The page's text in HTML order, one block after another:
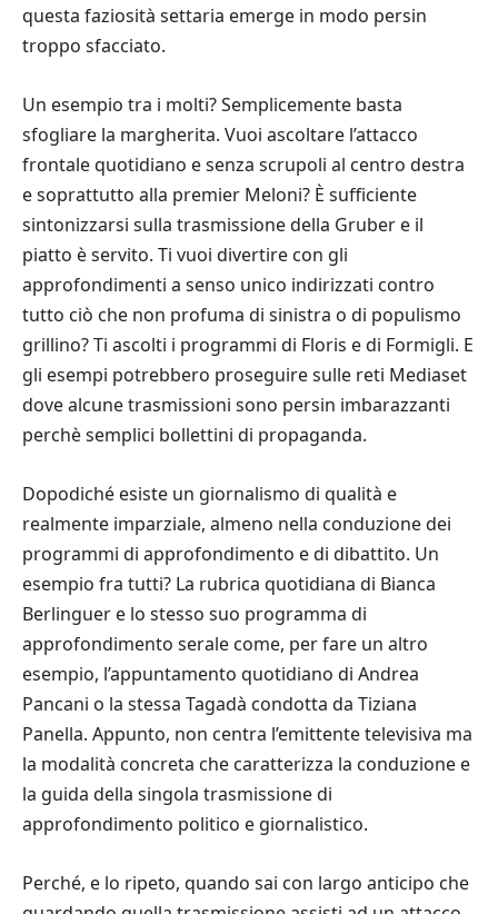
questa faziosità settaria emerge in modo persin
troppo sfacciato.
Un esempio tra i molti? Semplicemente basta
sfogliare la margherita. Vuoi ascoltare l’attacco
frontale quotidiano e senza scrupoli al centro destra
e soprattutto alla premier Meloni? È sufficiente
sintonizzarsi sulla trasmissione della Gruber e il
piatto è servito. Ti vuoi divertire con gli
approfondimenti a senso unico indirizzati contro
tutto ciò che non profuma di sinistra o di populismo
grillino? Ti ascolti i programmi di Floris e di Formigli. E
gli esempi potrebbero proseguire sulle reti Mediaset
dove alcune trasmissioni sono persin imbarazzanti
perchè semplici bollettini di propaganda.
Dopodiché esiste un giornalismo di qualità e
realmente imparziale, almeno nella conduzione dei
programmi di approfondimento e di dibattito. Un
esempio fra tutti? La rubrica quotidiana di Bianca
Berlinguer e lo stesso suo programma di
approfondimento serale come, per fare un altro
esempio, l’appuntamento quotidiano di Andrea
Pancani o la stessa Tagadà condotta da Tiziana
Panella. Appunto, non centra l’emittente televisiva ma
la modalità concreta che caratterizza la conduzione e
la guida della singola trasmissione di
approfondimento politico e giornalistico.
Perché, e lo ripeto, quando sai con largo anticipo che